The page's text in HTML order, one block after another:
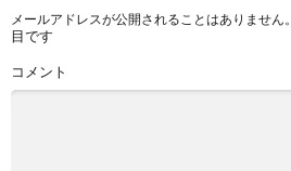
メールアドレスが公開されることはありません。
目です
コメント